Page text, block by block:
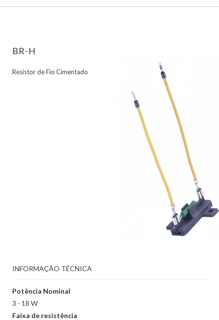
BR-H
Resistor de Fio Cimentado
INFORMAÇÃO TÉCNICA
Potência Nominal
3 - 18 W
Faixa de resistência